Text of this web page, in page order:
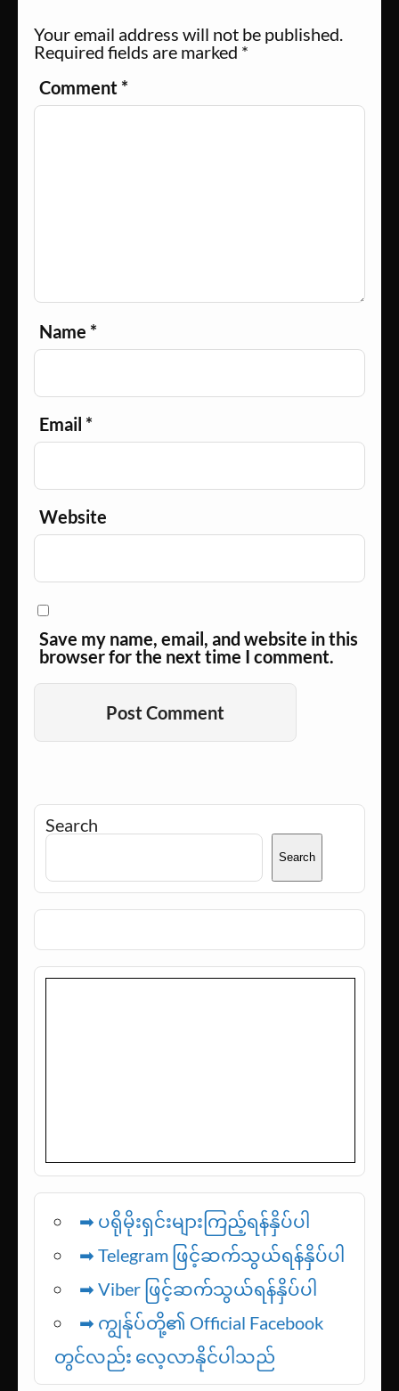
Your email address will not be published.
Required fields are marked *
Comment *
Name *
Email *
Website
Save my name, email, and website in this
browser for the next time I comment.
Search
Search
➡ ပရိုမိုးရှင်းများကြည့်ရန်နှိပ်ပါ
➡ Telegram ဖြင့်ဆက်သွယ်ရန်နှိပ်ပါ
➡Viber ဖြင့်ဆက်သွယ်ရန်နှိပ်ပါ